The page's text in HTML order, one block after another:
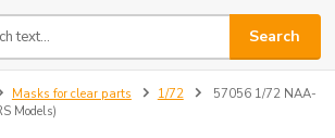
Search
Masks for clear parts 1/72
57056 1/72 NAA-
Models)